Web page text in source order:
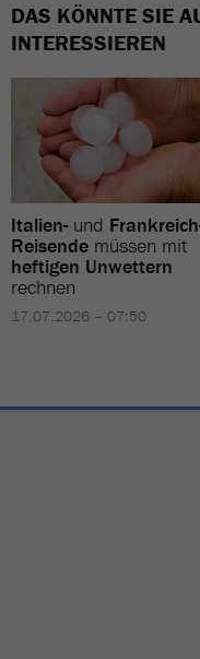
DAS KÖNNTE SIE
INTERESSIEREN
Italien-und
Reisende müssen mit
heftigen Unwettern
rechnen
17.07.2026 – 07:50